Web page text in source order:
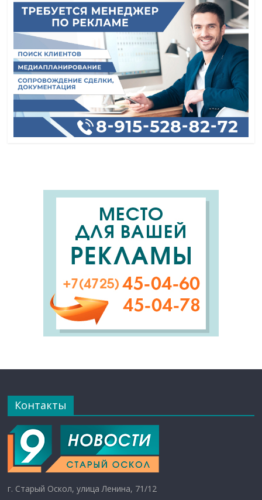
Контакты
г. Старый Оскол, улица Ленина, 71/12